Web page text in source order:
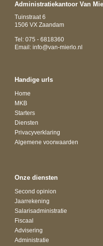
Administratiekantoor Van
Tuinstraat 6
1506 VX Zaandam
Tel: 075 - 6818360
Email: info@van-mierlo.nl
Handige urls
Home
MKB
Starters
Diensten
Privacyverklaring
Algemene voorwaarden
Onze diensten
Second opinion
Jaarrekening
Salarisadministratie
Fiscaal
Advisering
Administratie